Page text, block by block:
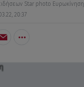
Star photo Ευρωκίνηση
20:37